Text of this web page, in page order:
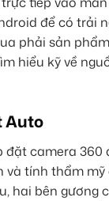
để có trải
phải sản
hiểu kỹ về
Auto
camera
tính thẩm
bên gương